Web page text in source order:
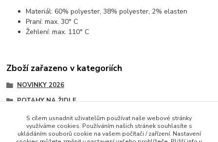
Materiál: 60% polyester, 38% polyester, 2% elasten
Praní: max. 30° C
Žehlení: max. 110° C
Zboží zařazeno v kategoriích
NOVINKY 2026
POTAHY NA ŽIDLE
ČERVEN 2026
POTAHY NA ŽIDLE
S cílem usnadnit uživatelům používat naše webové stránky
využíváme cookies. Používáním našich stránek souhlasíte s
ukládáním souborů cookie na vašem počítači / zařízení. Nastavení